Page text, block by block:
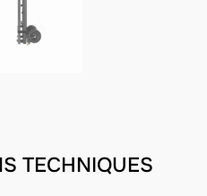
TECHNIQUES